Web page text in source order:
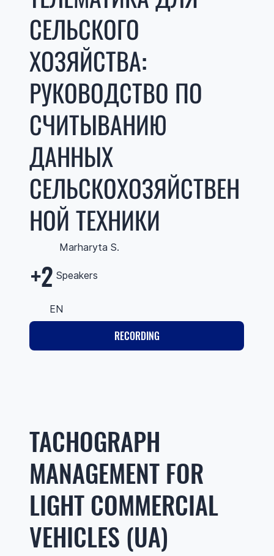
СЕЛЬСКОГО
ХОЗЯЙСТВА:
РУКОВОДСТВО ПО
СЧИТЫВАНИЮ
ДАННЫХ
СЕЛЬСКОХОЗЯЙСТВЕН
НОЙ ТЕХНИКИ
Marharyta S.
+2 Speakers
EN
RECORDING
TACHOGRAPH
MANAGEMENT FOR
LIGHT COMMERCIAL
VEHICLES (UA)